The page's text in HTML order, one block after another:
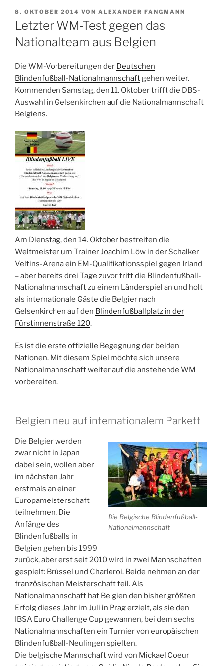
VERÖFFENTLICHT
AM
8. OKTOBER 2014 VON ALEXANDER FANGMANN
Letzter WM-Test gegen das
Nationalteam aus Belgien
Die WM-Vorbereitungen der Deutschen
Blindenfußball-Nationalmannschaftgehen weiter.
Kommenden Samstag, den 11. Oktober trifft die DBS-
Auswahl in Gelsenkirchen auf die Nationalmannschaft
Belgiens.
Am Dienstag, den 14. Oktober bestreiten die
Weltmeister um Trainer Joachim Löw in der Schalker
Veltins-Arena ein EM-Qualifikationsspiel gegen Irland
– aber bereits drei Tage zuvor tritt die Blindenfußball-
Nationalmannschaft zu einem Länderspiel an und holt
als internationale Gäste die Belgier nach
Gelsenkirchen auf den Blindenfußballplatz in der
Fürstinnenstraße 120.
Es ist die erste offizielle Begegnung der beiden
Nationen. Mit diesem Spiel möchte sich unsere
Nationalmannschaft weiter auf die anstehende WM
vorbereiten.
Belgien neu auf internationalem Parkett
Die Belgische Blindenfußball-
Nationalmannschaft
Die Belgier werden
zwar nicht in Japan
dabei sein, wollen aber
im nächsten Jahr
erstmals an einer
Europameisterschaft
teilnehmen. Die
Anfänge des
Blindenfußballs in
Belgien gehen bis 1999
zurück, aber erst seit 2010 wird in zwei Mannschaften
gespielt: Brüssel und Charleroi. Beide nehmen an der
französischen Meisterschaft teil. Als
Nationalmannschaft hat Belgien den bisher größten
Erfolg dieses Jahr im Juli in Prag erzielt, als sie den
IBSA Euro Challenge Cup gewannen, bei dem sechs
Nationalmannschaften ein Turnier von europäischen
Blindenfußball-Neulingen spielten.
Die belgische Mannschaft wird von Mickael Coeur